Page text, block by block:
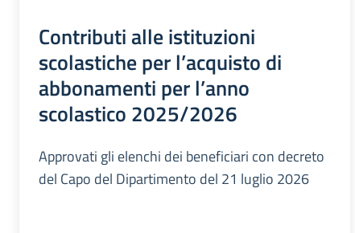
Contributi alle istituzioni
scolastiche per l’acquisto di
abbonamenti per l’anno
scolastico 2025/2026
Approvati gli elenchi dei beneficiari con decreto
del Capo del Dipartimento del 21 luglio 2026